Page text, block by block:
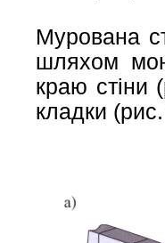
Мурована
шляхом
краю стіни
кладки